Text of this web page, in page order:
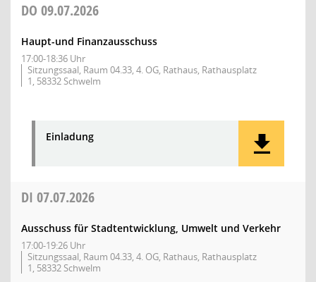
DO 09.07.2026
Haupt-und Finanzausschuss
17:00-18:36 Uhr
Sitzungssaal, Raum 04.33, 4. OG, Rathaus, Rathausplatz
1, 58332 Schwelm
Einladung
DI 07.07.2026
Ausschuss für Stadtentwicklung, Umwelt und Verkehr
17:00-19:26 Uhr
Sitzungssaal, Raum 04.33, 4. OG, Rathaus, Rathausplatz
1, 58332 Schwelm